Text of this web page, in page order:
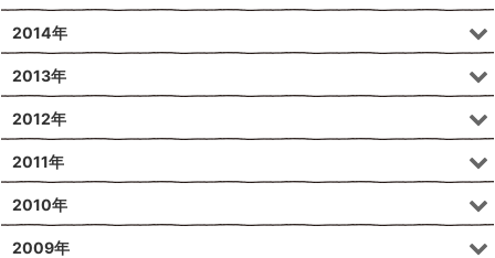
2014年
2013年
2012年
2011年
2010年
2009年